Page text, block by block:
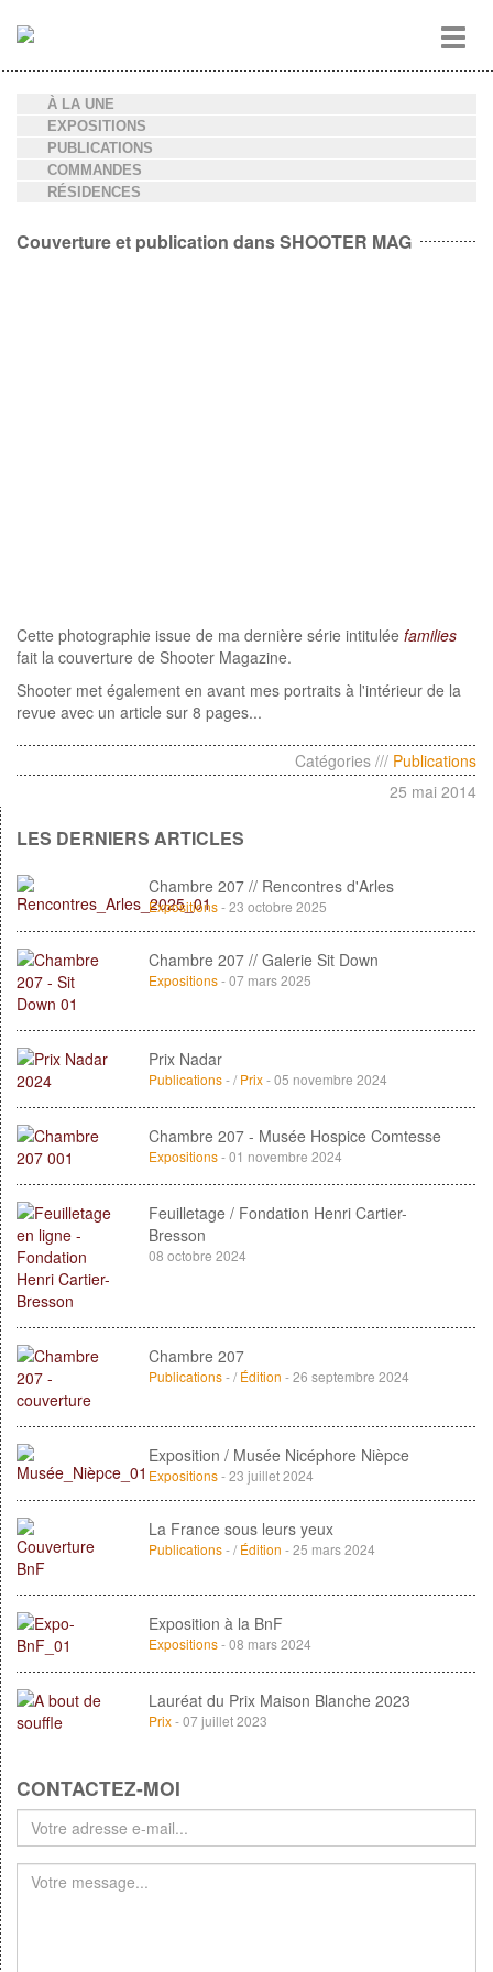
Aller
au
contenu
principalÀ LA UNE
EXPOSITIONS
PUBLICATIONS
COMMANDES
RÉSIDENCES
Couverture et publication dans SHOOTER MAG
Cette photographie issue de ma dernière série intitulée families
fait la couverture de Shooter Magazine.
Shooter met également en avant mes portraits à l'intérieur de la
revue avec un article sur 8 pages...
Catégories /// Publications
25 mai 2014
LES DERNIERS ARTICLES
Chambre 207 // Rencontres d'Arles
Expositions- 23 octobre 2025
Chambre 207 // Galerie Sit Down
Expositions- 07 mars 2025
Prix Nadar
Publications- /Prix- 05 novembre 2024
Chambre 207 - Musée Hospice Comtesse
Expositions- 01 novembre 2024
Feuilletage / Fondation Henri Cartier-
Bresson
08 octobre 2024
Chambre 207
Publications- /Édition - 26 septembre 2024
Exposition / Musée Nicéphore Nièpce
Expositions- 23 juillet 2024
La France sous leurs yeux
Publications- /Édition - 25 mars 2024
Exposition à la BnF
Expositions- 08 mars 2024
Lauréat du Prix Maison Blanche 2023
Prix- 07 juillet 2023
CONTACTEZ-MOI
Votre
adresse